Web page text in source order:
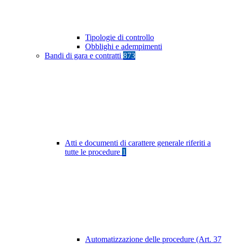
Tipologie di controllo
Obblighi e adempimenti
Bandi di gara e contratti 873
Atti e documenti di carattere generale riferiti a
tutte le procedure 1
Automatizzazione delle procedure (Art. 37